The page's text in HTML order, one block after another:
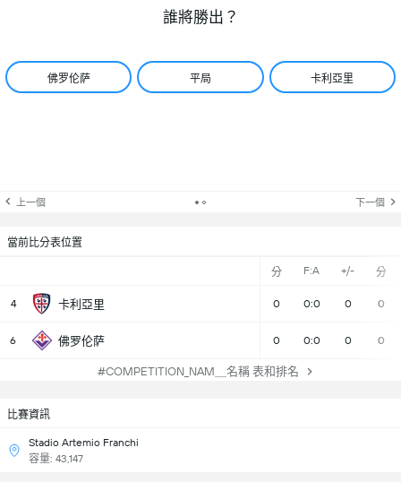
誰將勝出？
佛罗伦萨 平局 卡利亞里
上一個 下一個
當前比分表位置
分 F:A +/- 分
4 卡利亞里 0 0:0 0 0
6 佛罗伦萨 0 0:0 0 0
#COMPETITION_NAM＿名稱 表和排名
比賽資訊
Stadio Artemio Franchi
容量: 43,147